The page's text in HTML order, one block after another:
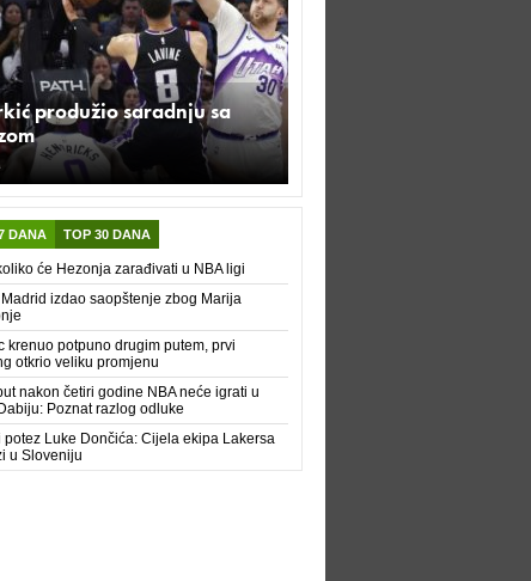
produžio saradnju sa
DANA TOP 30 DANA
će Hezonja zarađivati u NBA ligi
Madrid izdao saopštenje zbog Marija
krenuo potpuno drugim putem, prvi
otkrio veliku promjenu
nakon četiri godine NBA neće igrati u
Poznat razlog odluke
potez Luke Dončića: Cijela ekipa Lakersa
u Sloveniju